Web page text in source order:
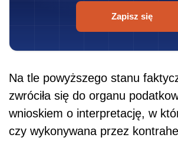
Zapisz się
Na tle powyższego stanu
zwróciła się do organu
wnioskiem o interpretację, w
czy wykonywana przez